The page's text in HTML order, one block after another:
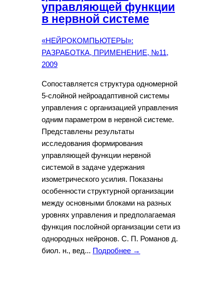
управляющей функции
в нервной системе
«НЕЙРОКОМПЬЮТЕРЫ»:
РАЗРАБОТКА, ПРИМЕНЕНИЕ, №11,
2009
Сопоставляется структура одномерной
5-слойной нейроадаптивной системы
управления с организацией управления
одним параметром в нервной системе.
Представлены результаты
исследования формирования
управляющей функции нервной
системой в задаче удержания
изометрического усилия. Показаны
особенности структурной организации
между основными блоками на разных
уровнях управления и предполагаемая
функция послойной организации сети из
однородных нейронов. С. П. Романов д.
биол. н., вед... Подробнее →